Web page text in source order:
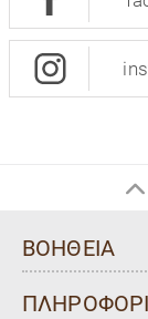
ΒΟΗΘΕΙΑ